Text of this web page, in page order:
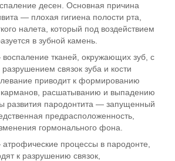
десен. Основная причина
— плохая гигиена полости рта,
налета, который под воздействием
в зубной камень.
тканей, окружающих зуб, с
связок зуба и кости
приводит к формированию
карманов, расшатыванию и выпадению
развития пародонтита — запущенный
предрасположенность,
гормонального фона.
процессы в пародонте,
к разрушению связок,